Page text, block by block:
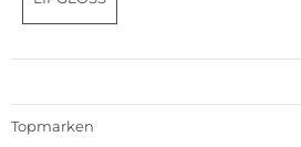
Topmarken